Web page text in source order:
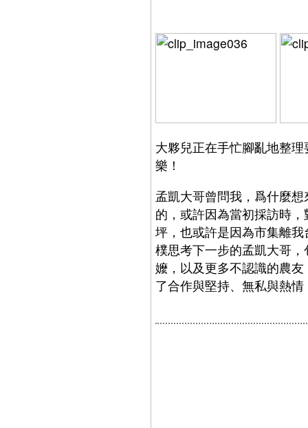
大夥兒正在手忙腳亂地整
樂！
孟凱大哥曾問我，爲什麼
的，或許因為當初採訪時
坪，也或許是因為市集離
樸思考下一步的孟凱大哥
嬤，以及更多不認識的農
了合作與堅持、無私與熱